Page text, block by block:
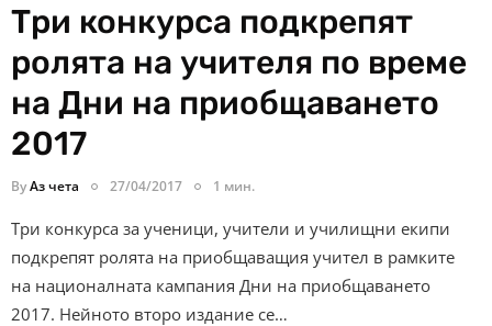
Три конкурса подкрепят
ролята на учителя по време
на Дни на приобщаването
2017
ByАз чета 27/04/2017 1 мин.
Три конкурса за ученици, учители и училищни екипи
подкрепят ролята на приобщаващия учител в рамките
на националната кампания Дни на приобщаването
2017. Нейното второ издание се…